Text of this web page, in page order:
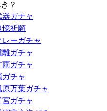
？
器ガチャ
憶祈願
レーガチャ
離ガチャ
雨ガチャ
ガチャ
原万葉ガチャ
宮ガチャ